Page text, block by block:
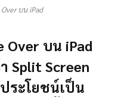
บน iPad
Over บน iPad
Split Screen
ระโยชน์เป็น